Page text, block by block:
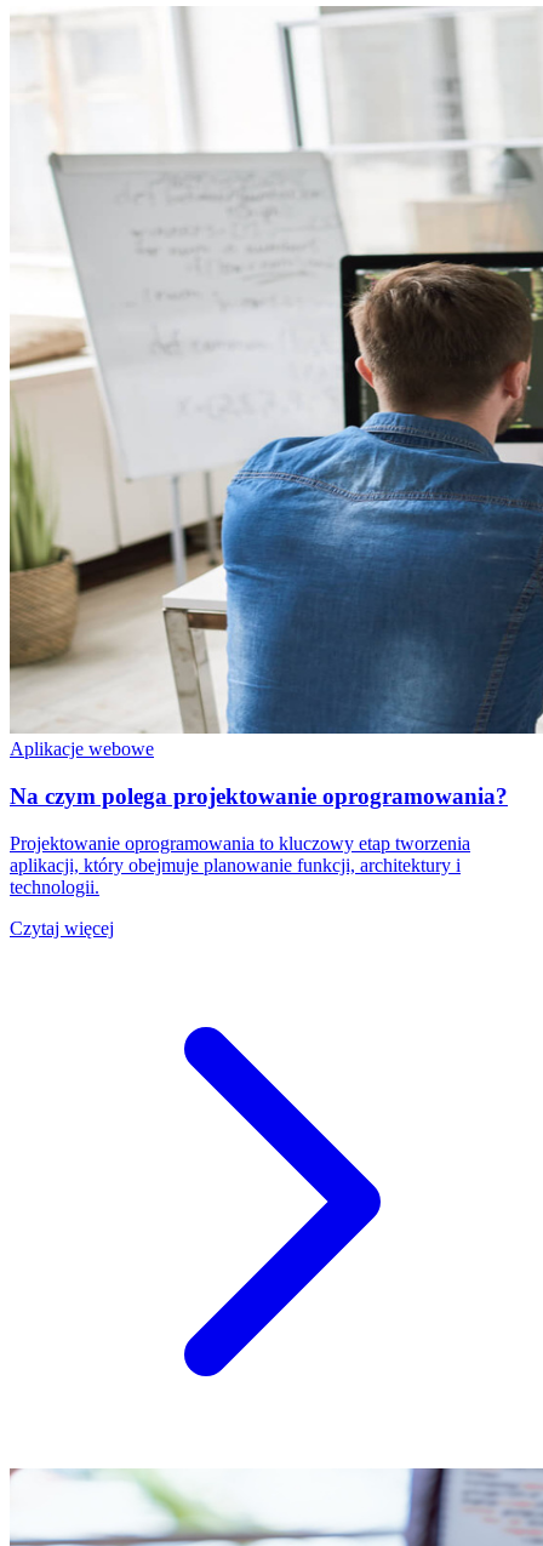
Aplikacje webowe
Na czym polega projektowanie oprogramowania?
Projektowanie oprogramowania to kluczowy etap tworzenia
aplikacji, który obejmuje planowanie funkcji, architektury i
technologii.
Czytaj więcej